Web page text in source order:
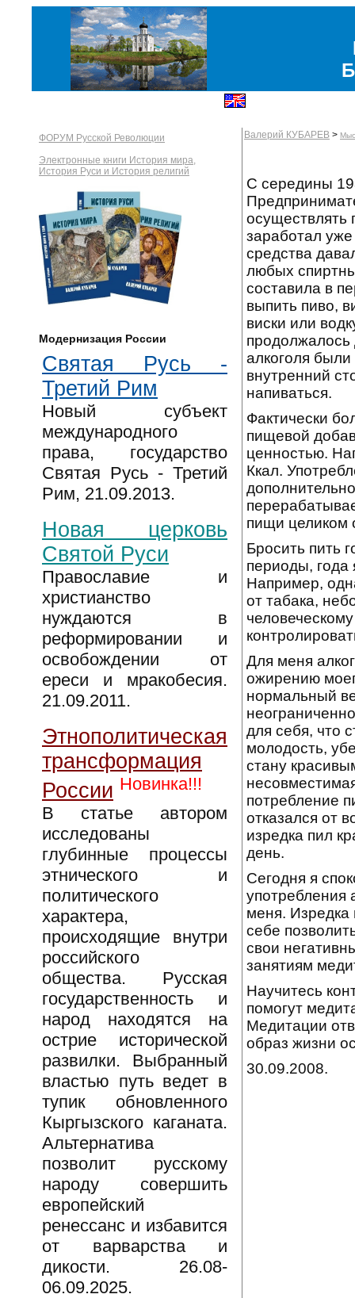
ФОРУМ Русской Революции
Электронные книги История мира,
История Руси и История религий
Модернизация России
Святая Русь -
Третий Рим
Новый субъект
международного
права, государство
Святая Русь - Третий
Рим, 21.09.2013.
Новая церковь
Святой Руси
Православие и
христианство
нуждаются в
реформировании и
освобождении от
ереси и мракобесия.
21.09.2011.
Этнополитическая
трансформация
России Новинка!!!
В статье автором
исследованы
глубинные процессы
этнического и
политического
характера,
происходящие внутри
российского
общества. Русская
государственность и
народ находятся на
острие исторической
развилки. Выбранный
властью путь ведет в
тупик обновленного
Кыргызского каганата.
Альтернатива
позволит русскому
народу совершить
европейский
ренессанс и избавится
от варварства и
дикости. 26.08-
06.09.2025.
Валерий КУБАРЕВ >
С середины
осуществлять
заработал
средства
любых
составила в
выпить пиво,
виски или
продолжалось
алкоголя
внутренний
напиваться.
Фактически
пищевой
ценностью.
Ккал.
пищи целиком
Бросить пить
периоды, года
Например,
от табака,
Для меня
ожирению
нормальный
для себя, что
молодость,
стану
потребление
отказался от
изредка пил
день.
Сегодня я
употребления
меня. Изредка
себе
свои
занятиям
Научитесь
помогут
Медитации
образ жизни
30.09.2008.